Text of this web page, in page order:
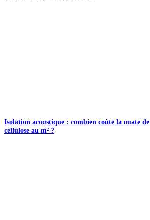
Isolation acoustique : combien coûte la ouate de
cellulose au m² ?